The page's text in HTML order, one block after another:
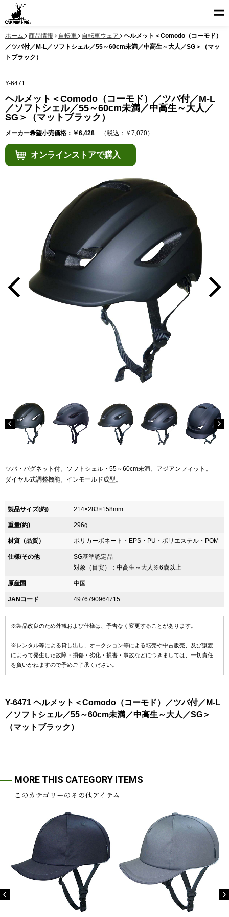
ホーム 商品情報 自転車 自転車ウェア
ヘルメット＜Comodo（コーモド）
／ツバ付／M-L／ソフトシェル／55～60cm未満／中高生～大人／SG＞（マッ
トブラック）
Y-6471
ヘルメット＜Comodo（コーモド）／ツバ付／M-L
／ソフトシェル／55～60cm未満／中高生～大人／
SG＞（マットブラック）
メーカー希望小売価格：￥6,428 （税込：￥7,070）
オンラインストアで購入
ツバ・バグネット付。ソフトシェル・55～60cm未満、アジアンフィット。
ダイヤル式調整機能。インモールド成型。
製品サイズ(約) 214×283×158mm
重量(約) 296g
材質（品質） ポリカーボネート・EPS・PU・ポリエステル・POM
仕様/その他
SG基準認定品
対象（目安）：中高生～大人※6歳以上
原産国 中国
JANコード 4976790964715
※製品改良のため外観および仕様は、予告なく変更することがあります。
※レンタル等による貸し出し、オークション等による転売や中古販売、及び譲渡
によって発生した故障・損傷・劣化・損害・事故などにつきましては、一切責任
を負いかねますので予めご了承ください。
Y-6471 ヘルメット＜Comodo（コーモド）／ツバ付／M-L
／ソフトシェル／55～60cm未満／中高生～大人／SG＞
（マットブラック）
MORE THIS CATEGORY ITEMS
このカテゴリーのその他アイテム